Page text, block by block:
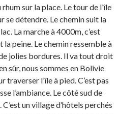
sur la place. Le tour de l’île
se détendre. Le chemin suit la
La marche à 4000m, c’est
la peine. Le chemin ressemble à
jolies bordures. Il va tout droit
sûr, nous sommes en Bolivie
l’île à pied. C’est pas
l’ambiance. Le côté sud de
un village d’hôtels perchés